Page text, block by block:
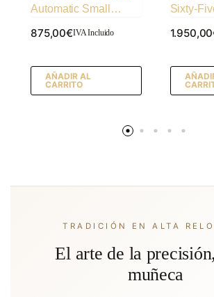
Automatic Small
875,00€IVA Incluido
AÑADIR AL
CARRITO
Sixty-
1.950,00
TRADICIÓN EN ALTA
El arte de la
muñeca